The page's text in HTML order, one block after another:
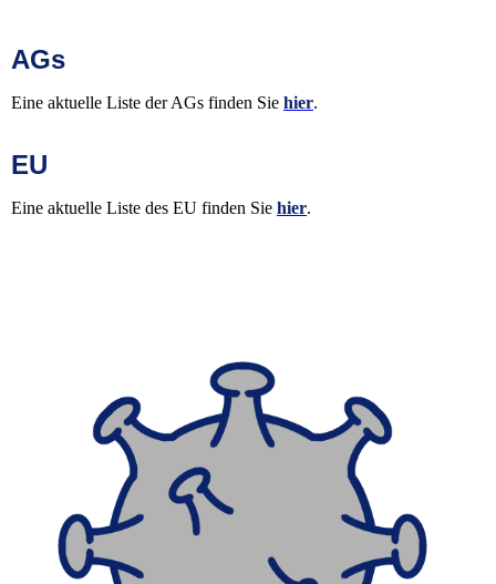
AGs
Eine aktuelle Liste der AGs finden Sie hier.
EU
Eine aktuelle Liste des EU finden Sie hier.